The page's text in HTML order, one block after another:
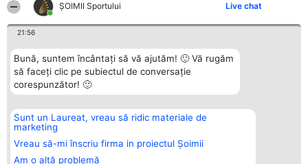
ȘOIMII Sportului Live chat
21:56
Bună, suntem încântați să vă ajutăm! 🙂 Vă rugăm
să faceți clic pe subiectul de conversație
corespunzător! 🙂
Sunt un Laureat, vreau să ridic materiale de
marketing
Vreau să-mi înscriu firma in proiectul Șoimii
Am o altă problemă
Organizator Ranking
BRIGHT SOLUTIONS BR SRL
Aleea Timisul De Sus 2 Bl. A30
Sc. A Et. 4 Ap. 13 Cod 061952
București
Plebiscyt
Lista Tuturor
Laureaților
Contact